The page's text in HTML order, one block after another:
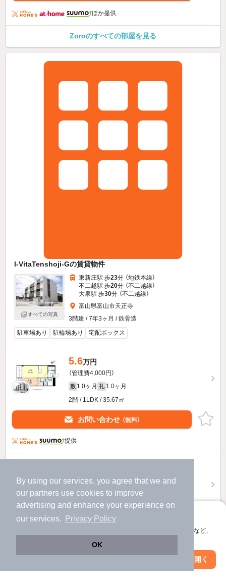
By using our services, you agree that we and
our partners use cookies to improve
advertising and enhance your experience on
our services.
Privacy Policy
OK
アプリに切り替えて、サクサクお部屋探し
会員登録なしですぐ使える。マップ検索やお気に入り保存など、
アプリを開く
ほか提供
Zoroのすべての部屋を見る
I-VitaTenshoji-Gの賃貸物件
すべての写真
東新庄駅 歩23分 （地鉄本線）
不二越駅 歩20分 （不二越線）
大泉駅 歩30分 （不二越線）
富山県富山市天正寺
3階建 / 7年3ヶ月 / 鉄骨造
駐車場あり
駐輪場あり 宅配ボックス
5.6万円
（管理費4,000円）
敷 1.0ヶ月 礼 1.0ヶ月
2階 / 1LDK / 35.67㎡
お問い合わせ （無料）
提供
（管理費4,000円）
敷 1.0ヶ月 礼 1.0ヶ月
2階 / 1LDK / 42.04㎡
お問い合わせ
I-VitaTenshoji-Gのすべての部屋を見る
絞り込み条件を変更